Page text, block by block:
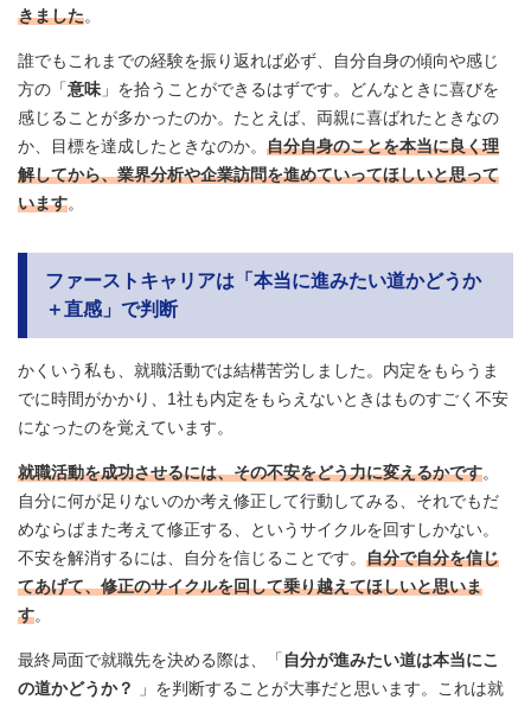
きました。
誰でもこれまでの経験を振り返れば必ず、自分自身の傾向や感じ
方の「意味」を拾うことができるはずです。どんなときに喜びを
感じることが多かったのか。たとえば、両親に喜ばれたときなの
か、目標を達成したときなのか。 自分自身のことを本当に良く理
解してから、業界分析や企業訪問を進めていってほしいと思って
います。
ファーストキャリアは「本当に進みたい道かどうか
＋直感」で判断
かくいう私も、就職活動では結構苦労しました。内定をもらうま
でに時間がかかり、1社も内定をもらえないときはものすごく不安
になったのを覚えています。
就職活動を成功させるには、その不安をどう力に変えるかです。
自分に何が足りないのか考え修正して行動してみる、それでもだ
めならばまた考えて修正する、というサイクルを回すしかない。
不安を解消するには、自分を信じることです。 自分で自分を信じ
てあげて、修正のサイクルを回して乗り越えてほしいと思いま
す。
最終局面で就職先を決める際は、「 自分が進みたい道は本当にこ
の道かどうか？
」を判断することが大事だと思います。これは就